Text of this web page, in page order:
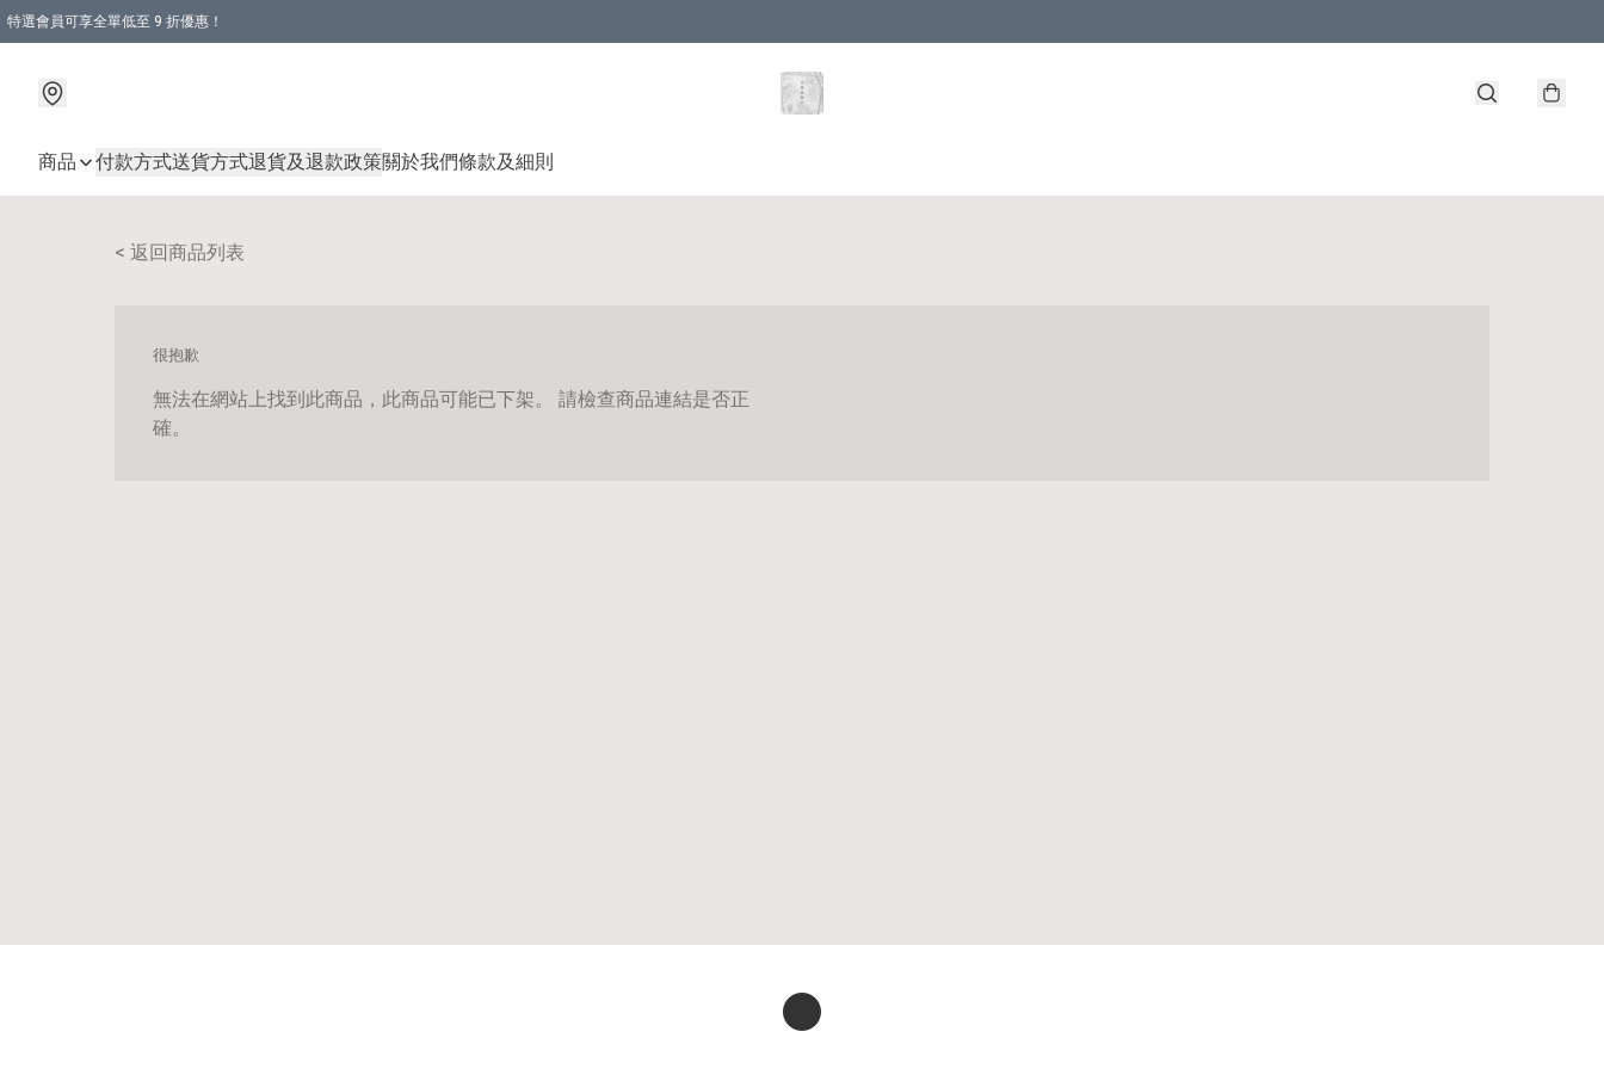
特選會員可享全單低至 9 折優惠！
商品 付款方式送貨方式退貨及退款政策關於我們條款及細則
< 返回商品列表
很抱歉
無法在網站上找到此商品，此商品可能已下架。 請檢查商品連結是否正
確。